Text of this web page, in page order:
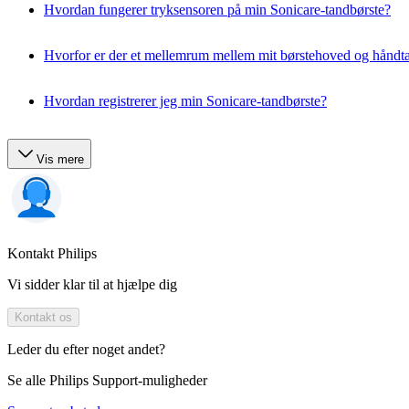
Hvordan fungerer tryksensoren på min Sonicare-tandbørste?
Hvorfor er der et mellemrum mellem mit børstehoved og
Hvordan registrerer jeg min Sonicare-tandbørste?
Vis mere
Kontakt Philips
Vi sidder klar til at hjælpe dig
Kontakt os
Leder du efter noget andet?
Se alle Philips Support-muligheder